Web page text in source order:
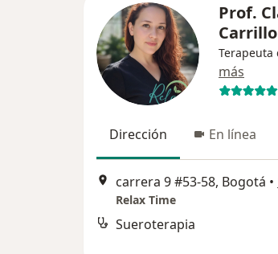
Prof.
Carrillo
Terapeuta
más
Dirección En línea
carrera 9 #53-58, Bogotá •
Relax Time
Sueroterapia